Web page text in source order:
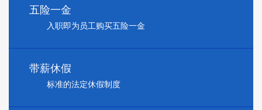
五险一金
入职即为员工购买五险一金
带薪休假
标准的法定休假制度